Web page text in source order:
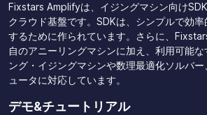
Fixstars Amplifyは、イジングマシン向け
クラウド基盤です。SDKは、シンプルで効
するために作られています。さらに、
自のアニーリングマシンに加え、利用可能
ング・イジングマシンや数理最適化ソルバ
ュータに対応しています。
デモ&チュートリアル